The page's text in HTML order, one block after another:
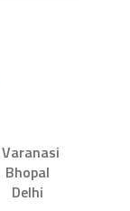
Varanasi
Bhopal
Delhi